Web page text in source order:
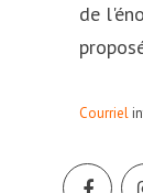
de
Courriel